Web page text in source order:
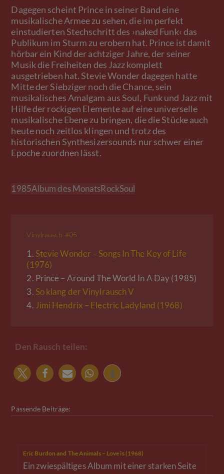
Dagegen scheint Prince in seiner Band eine
musikalische Armee zu sehen, die im perfekt
einstudierten Stechschritt des ›naked Funk‹ das
Publikum im Sturm zu erobern hat. Prince ist damit
hörbar ein Kind der achtziger Jahre, der seiner
Musik die Freiheiten des Jazz komplett
ausgetrieben hat. Stevie Wonder dagegen hatte
Mitte der Siebziger noch die Chance, sein
musikalisches Amalgam aus Soul, Funk und Jazz mit
Hilfe der rockigen Elemente auf eine universelle
musikalische Ebene zu bringen, die die Stücke auch
heute noch zeitlos klingen und trotz des
historischen Synthesizersounds nur schwer einer
Epoche zuordnen lässt.
1985Album des MonatsRockSoul
Vinylrausch #05
1. Stevie Wonder – Songs In The Key of Life
(1976)
2. Prince – Around The World In A Day (1985)
3. So klang der Vinylrausch V
4. Jimi Hendrix – Electric Ladyland (1968)
Den Rausch teilen:
Passende Beiträge:
Eric Burdon and The Animals – Love is (1968)
Ein zwiespältiges Album mit einer starken Seite